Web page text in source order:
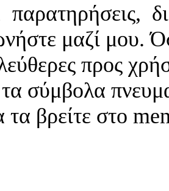
παρατηρήσεις,
μαζί μου.
προς
σύμβολα
τα βρείτε στο